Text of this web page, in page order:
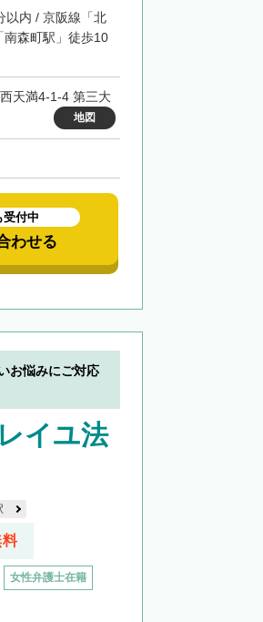
以内 / 京阪線「北
森町駅」徒歩10
天満4-1-4 第三大
地図
受付中
わせる
お悩みにご対応
イユ法
料
女性弁護士在籍